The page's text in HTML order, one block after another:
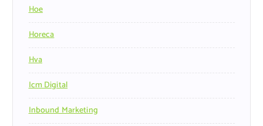
Hoe
Horeca
Hva
Icm Digital
Inbound Marketing